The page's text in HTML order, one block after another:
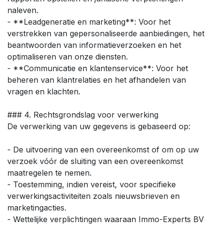
naleven.
- **Leadgeneratie en marketing**: Voor het
verstrekken van gepersonaliseerde aanbiedingen, het
beantwoorden van informatieverzoeken en het
optimaliseren van onze diensten.
- **Communicatie en klantenservice**: Voor het
beheren van klantrelaties en het afhandelen van
vragen en klachten.
### 4. Rechtsgrondslag voor verwerking
De verwerking van uw gegevens is gebaseerd op:
- De uitvoering van een overeenkomst of om op uw
verzoek vóór de sluiting van een overeenkomst
maatregelen te nemen.
- Toestemming, indien vereist, voor specifieke
verwerkingsactiviteiten zoals nieuwsbrieven en
marketingacties.
- Wettelijke verplichtingen waaraan Immo-Experts BV